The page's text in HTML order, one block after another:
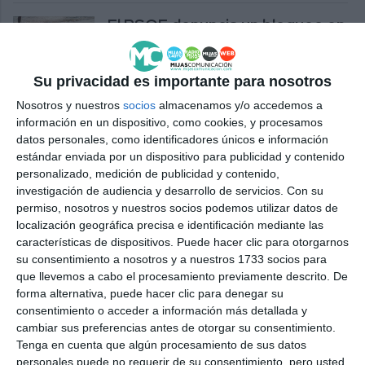
Su privacidad es importante para nosotros
Nosotros y nuestros socios almacenamos y/o accedemos a
información en un dispositivo, como cookies, y procesamos
datos personales, como identificadores únicos e información
estándar enviada por un dispositivo para publicidad y contenido
personalizado, medición de publicidad y contenido,
investigación de audiencia y desarrollo de servicios. Con su
permiso, nosotros y nuestros socios podemos utilizar datos de
localización geográfica precisa e identificación mediante las
características de dispositivos. Puede hacer clic para otorgarnos
su consentimiento a nosotros y a nuestros 1733 socios para
que llevemos a cabo el procesamiento previamente descrito. De
forma alternativa, puede hacer clic para denegar su
consentimiento o acceder a información más detallada y
cambiar sus preferencias antes de otorgar su consentimiento.
Tenga en cuenta que algún procesamiento de sus datos
personales puede no requerir de su consentimiento, pero usted
El PSOE denuncia un bloqueo en
las redes sociales del
Ayuntamiento de vecinos
críticos
Los colectivos sociales
aprenden a “tejer redes en
Internet”
ACTUALIDAD
‘Educar con el corazón’ se
centra en mayo en el uso de las
redes sociales
ACTUALIDAD
Sanidad impartirá este
miércoles una charla sobre el